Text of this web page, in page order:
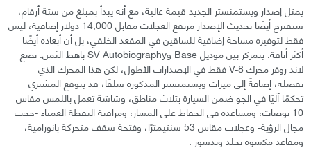
يمثل إصدار ويستمنستر الجديد قيمة عالية، مع أنه يبدأ بمبلغ من ستة أرقام،
سنقترح أيضًا تحديث الإصدار مرتفع العجلات مقابل 14,000 دولار إضافية، ليس
فقط لتوفيره مساحة إضافية للساقين في المقعد الخلفي، بل أن أبعاده أيضًا
أكثر أناقة. يتمركز بين موديل Base وSV Autobiography باهظ الثمن. تضع
لاند روفر محرك V-8 فقط في الإصدارات الأطول، لكن هذا المحرك الذي
نفضله، إضافةً إلى ميزات ويستمنستر المذكورة سلفًا، قد يتوقع المشتري
تحكمًا آليًا في الجو ضمن السيارة بثلاث مناطق، وشاشة تعمل باللمس مقاس
10 بوصات، ومساعدة في الحفاظ على المسار، ومراقبة النقطة العمياء -حجب
مجال الرؤية- وعجلات مقاس 53 سنتيمترًا، وفتحة سقف متحركة بانورامية،
ومقاعد مكسوة بجلد وندسور .